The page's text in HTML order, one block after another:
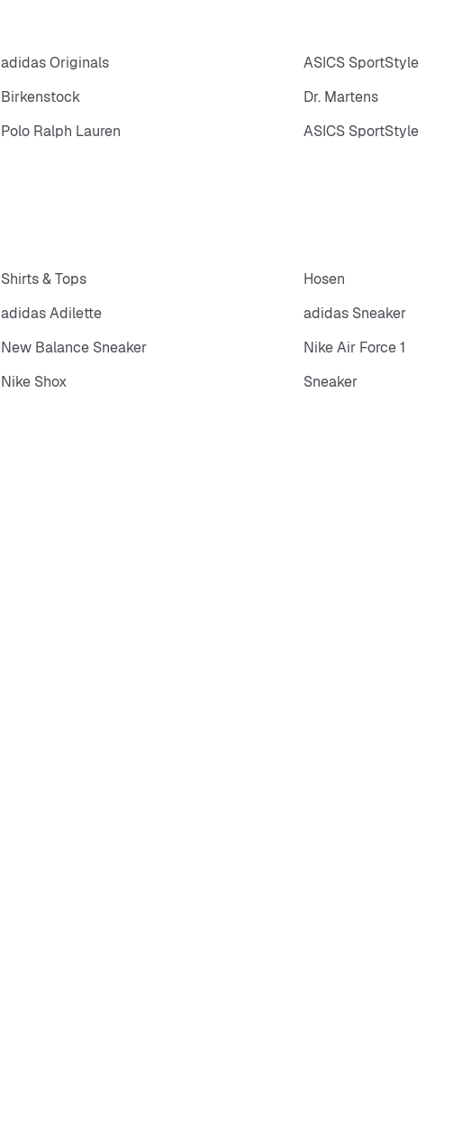
adidas Originals ASICS SportStyle
Birkenstock Dr. Martens
Polo Ralph Lauren ASICS SportStyle
Shirts & Tops Hosen
adidas Adilette adidas Sneaker
New Balance Sneaker Nike Air Force 1
Nike Shox Sneaker